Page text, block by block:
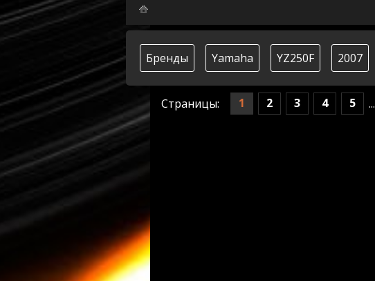
Бренды Yamaha YZ250F 2007
Страницы: 1 2 3 4 5 ...